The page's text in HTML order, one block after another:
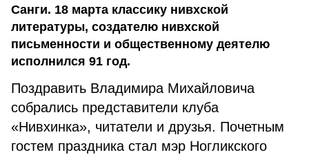
Санги. 18 марта классику нивхской
литературы, создателю нивхской
письменности и общественному деятелю
исполнился 91 год.
Поздравить Владимира Михайловича
собрались представители клуба
«Нивхинка», читатели и друзья. Почетным
гостем праздника стал мэр Ногликского